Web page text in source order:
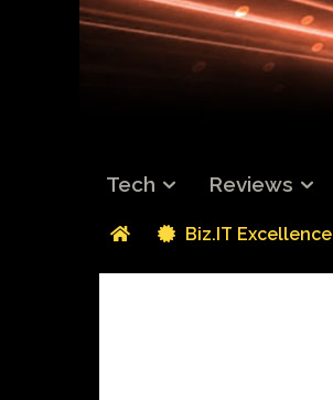
Tech Reviews
Biz.IT Excellence